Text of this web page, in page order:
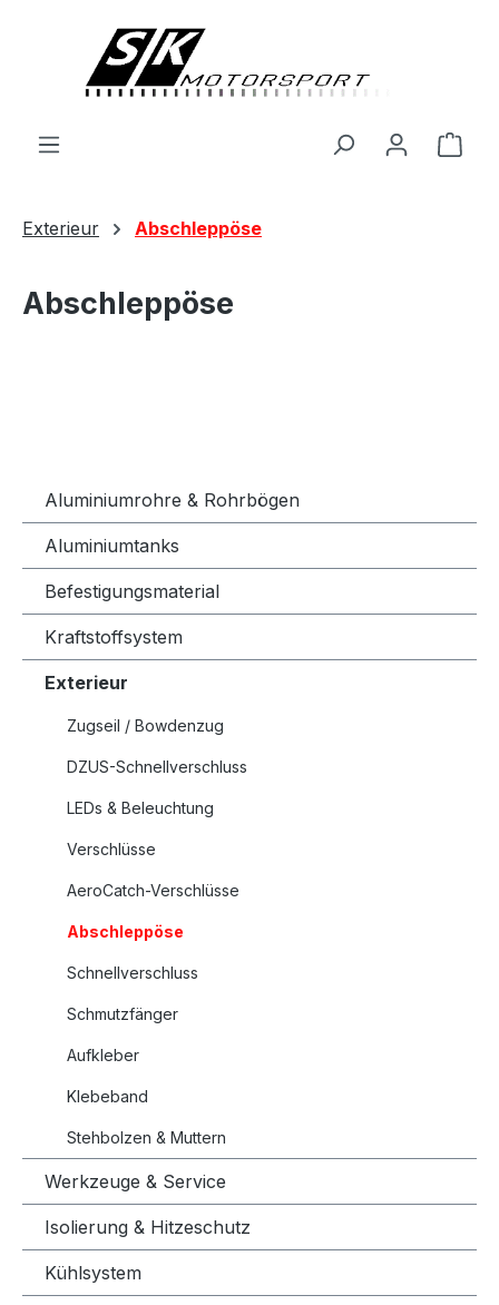
Exterieur Abschleppöse
Abschleppöse
Aluminiumrohre & Rohrbögen
Aluminiumtanks
Befestigungsmaterial
Kraftstoffsystem
Exterieur
Zugseil / Bowdenzug
DZUS-Schnellverschluss
LEDs & Beleuchtung
Verschlüsse
AeroCatch-Verschlüsse
Abschleppöse
Schnellverschluss
Schmutzfänger
Aufkleber
Klebeband
Stehbolzen & Muttern
Werkzeuge & Service
Isolierung & Hitzeschutz
Kühlsystem